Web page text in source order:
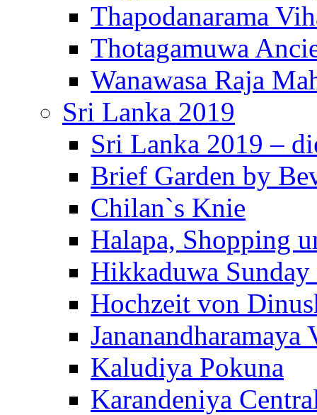
Thapodanarama
Thotagamuwa
Wanawasa Raja
Sri Lanka 2019
Sri Lanka 2019 –
Brief Garden by
Chilan`s Knie
Halapa, Shopping
Hikkaduwa
Hochzeit von
Jananandharamaya
Kaludiya Pokuna
Karandeniya